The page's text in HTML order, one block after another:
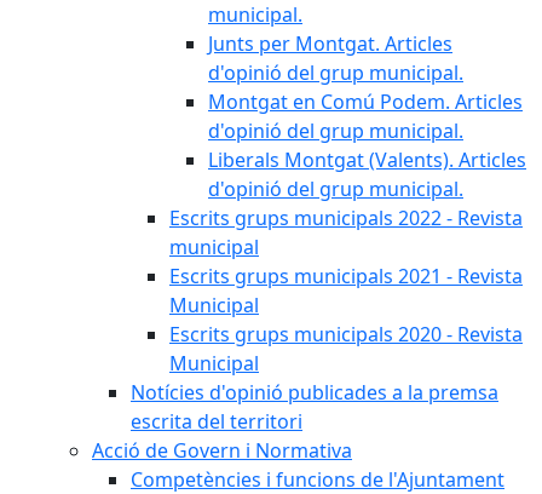
municipal.
Junts per Montgat. Articles
d'opinió del grup municipal.
Montgat en Comú Podem. Articles
d'opinió del grup municipal.
Liberals Montgat (Valents). Articles
d'opinió del grup municipal.
Escrits grups municipals 2022 - Revista
municipal
Escrits grups municipals 2021 - Revista
Municipal
Escrits grups municipals 2020 - Revista
Municipal
Notícies d'opinió publicades a la premsa
escrita del territori
Acció de Govern i Normativa
Competències i funcions de l'Ajuntament